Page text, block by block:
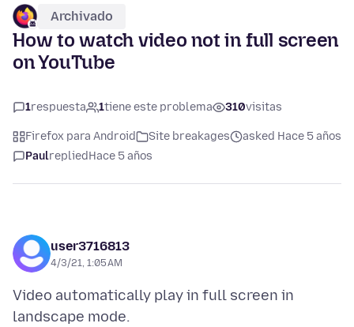
Archivado
How to watch video not in full screen
on YouTube
1respuesta 1tiene este problema 310visitas
Firefox para Android Site breakages
asked Hace 5 años
PaulrepliedHace 5 años
user3716813
4/3/21, 1:05 AM
Video automatically play in full screen in
landscape mode.